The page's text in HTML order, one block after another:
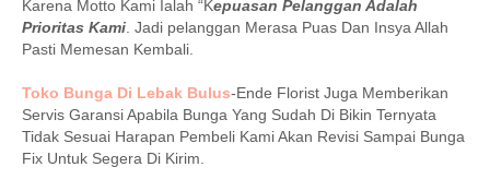
Karena Motto Kami Ialah “Kepuasan Pelanggan Adalah
Prioritas Kami . Jadi pelanggan Merasa Puas Dan Insya Allah
Pasti Memesan Kembali.
Toko Bunga Di Lebak Bulus-Ende Florist Juga Memberikan
Servis Garansi Apabila Bunga Yang Sudah Di Bikin Ternyata
Tidak Sesuai Harapan Pembeli Kami Akan Revisi Sampai Bunga
Fix Untuk Segera Di Kirim.